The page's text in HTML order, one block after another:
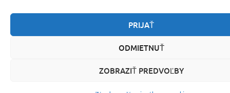
PRIJAŤ
ODMIETNUŤ
ZOBRAZIŤ PREDVOĽBY